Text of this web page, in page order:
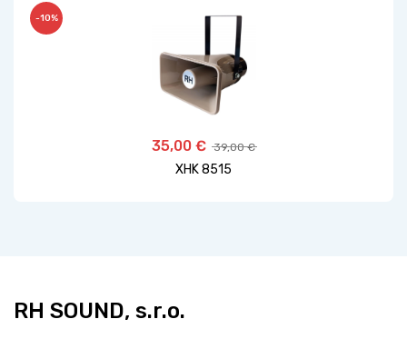
35,00 € 39,00 €
XHK 8515
-10%
RH SOUND, s.r.o.